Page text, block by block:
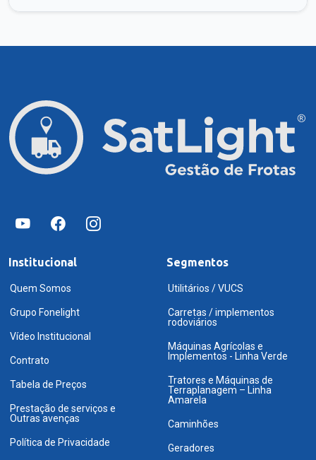
Institucional
Quem Somos
Grupo Fonelight
Vídeo Institucional
Contrato
Tabela de Preços
Prestação de serviços e
Outras avenças
Política de Privacidade
Segmentos
Utilitários / VUCS
Carretas / implementos
rodoviários
Máquinas Agrícolas e
Implementos - Linha Verde
Tratores e Máquinas de
Terraplanagem – Linha
Amarela
Caminhões
Geradores